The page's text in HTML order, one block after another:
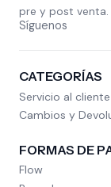
pre y post venta.
Síguenos
CATEGORÍAS
Servicio al cliente
Cambios y
FORMAS DE
Flow